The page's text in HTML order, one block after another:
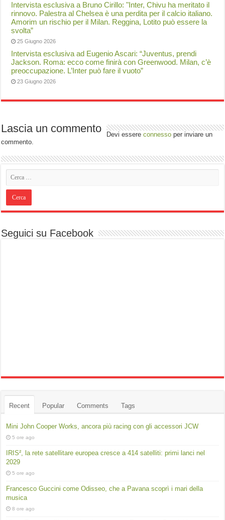
Intervista esclusiva a Bruno Cirillo: "Inter, Chivu ha meritato il
rinnovo. Palestra al Chelsea è una perdita per il calcio italiano.
Amorim un rischio per il Milan. Reggina, Lotito può essere la
svolta”
25 Giugno 2026
Intervista esclusiva ad Eugenio Ascari: “Juventus, prendi
Jackson. Roma: ecco come finirà con Greenwood. Milan, c’è
preoccupazione. L’Inter può fare il vuoto”
23 Giugno 2026
Lascia un commento Devi essereconnesso per inviare un
commento.
Seguici su Facebook
Recent Popular Comments Tags
Mini John Cooper Works, ancora più racing con gli accessori JCW
5 ore ago
IRIS², la rete satellitare europea cresce a 414 satelliti: primi lanci nel
2029
5 ore ago
Francesco Guccini come Odisseo, che a Pavana scoprì i mari della
musica
8 ore ago